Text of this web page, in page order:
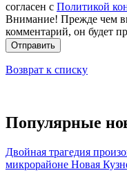
согласен с Политикой
Внимание! Прежде чем
комментарий, он будет
Отправить
Возврат к списку
Популярные
Двойная трагедия
микрорайоне Новая